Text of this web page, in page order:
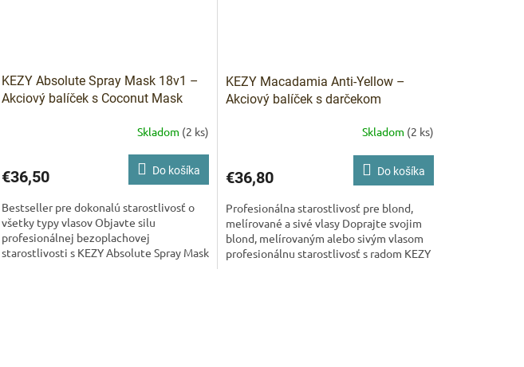
KEZY Absolute Spray Mask 18v1 –
Akciový balíček s Coconut Mask
Skladom (2 ks)
€36,50 Do košíka
Bestseller pre dokonalú starostlivosť o
všetky typy vlasov Objavte silu
profesionálnej bezoplachovej
starostlivosti s KEZY Absolute Spray Mask
KEZY Macadamia Anti-Yellow –
Akciový balíček s darčekom
Skladom (2 ks)
€36,80 Do košíka
Profesionálna starostlivosť pre blond,
melírované a sivé vlasy Doprajte svojim
blond, melírovaným alebo sivým vlasom
profesionálnu starostlivosť s radom KEZY